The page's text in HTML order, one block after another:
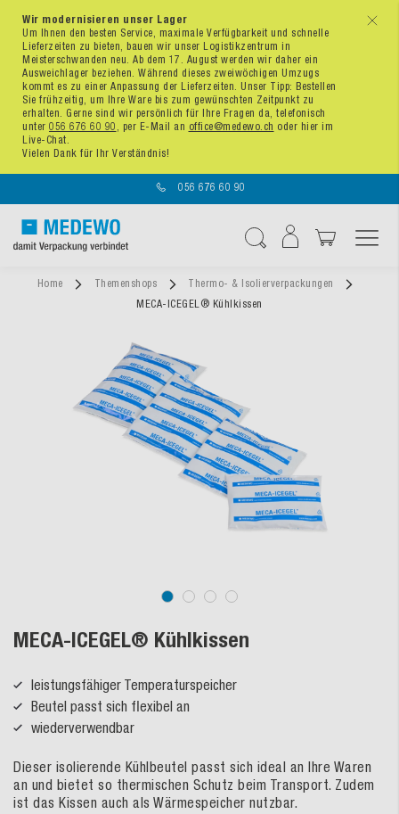
x
Wir modernisieren unser Lager
Um Ihnen den besten Service, maximale Verfügbarkeit und schnelle
Lieferzeiten zu bieten, bauen wir unser Logistikzentrum in
Meisterschwanden neu. Ab dem 17. August werden wir daher ein
Ausweichlager beziehen. Während dieses zweiwöchigen Umzugs
kommt es zu einer Anpassung der Lieferzeiten. Unser Tipp: Bestellen
Sie frühzeitig, um Ihre Ware bis zum gewünschten Zeitpunkt zu
erhalten. Gerne sind wir persönlich für Ihre Fragen da, telefonisch
unter 056 676 60 90 , per E-Mail an office@medewo.ch oder hier im
Live-Chat.
Vielen Dank für Ihr Verständnis!
056 676 60 90
Home Themenshops
Thermo- & Isolierverpackungen
MECA-ICEGEL® Kühlkissen
MECA-ICEGEL® Kühlkissen
leistungsfähiger Temperaturspeicher
Beutel passt sich flexibel an
wiederverwendbar
Dieser isolierende Kühlbeutel passt sich ideal an Ihre Waren
an und bietet so thermischen Schutz beim Transport. Zudem
ist das Kissen auch als Wärmespeicher nutzbar.